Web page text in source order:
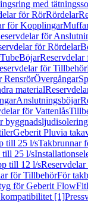
med
för RörRördelar
för Kopplingar
för
för Rördelar
Böjar
för Tillbehör
RensrörÖvergångar
material
Anslutningsböjar
för Vattenlås
byggnadsljudisolering
Geberit Pluvia
till 25 l/sTakbrunnar
till 25 l/s
till 12 l/s
för TillbehörFör
för Geberit FlowFit
[1]